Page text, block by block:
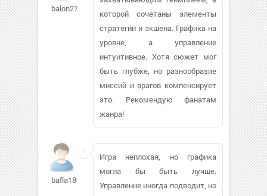
balon27
которой сочетаны элементы
стратегии и экшена. Графика на
уровне, а управление
интуитивное. Хотя сюжет мог
быть глубже, но разнообразие
миссий и врагов компенсирует
это. Рекомендую фанатам
жанра!
bafla180
Игра неплохая, но графика
могла бы быть лучше.
Управление иногда подводит, но